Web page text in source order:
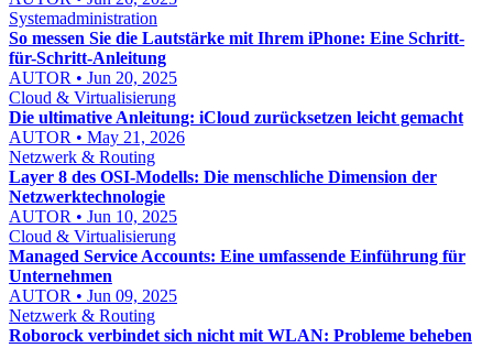
Systemadministration
So messen Sie die Lautstärke mit Ihrem iPhone: Eine Schritt-
für-Schritt-Anleitung
AUTOR • Jun 20, 2025
Cloud & Virtualisierung
Die ultimative Anleitung: iCloud zurücksetzen leicht gemacht
AUTOR • May 21, 2026
Netzwerk & Routing
Layer 8 des OSI-Modells: Die menschliche Dimension der
Netzwerktechnologie
AUTOR • Jun 10, 2025
Cloud & Virtualisierung
Managed Service Accounts: Eine umfassende Einführung für
Unternehmen
AUTOR • Jun 09, 2025
Netzwerk & Routing
Roborock verbindet sich nicht mit WLAN: Probleme beheben